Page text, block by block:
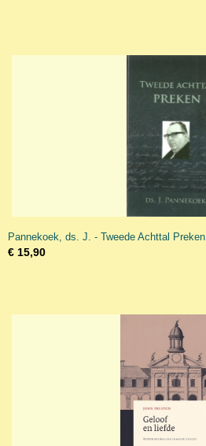
Pannekoek, ds. J. - Tweede Achttal Preken
€ 15,90